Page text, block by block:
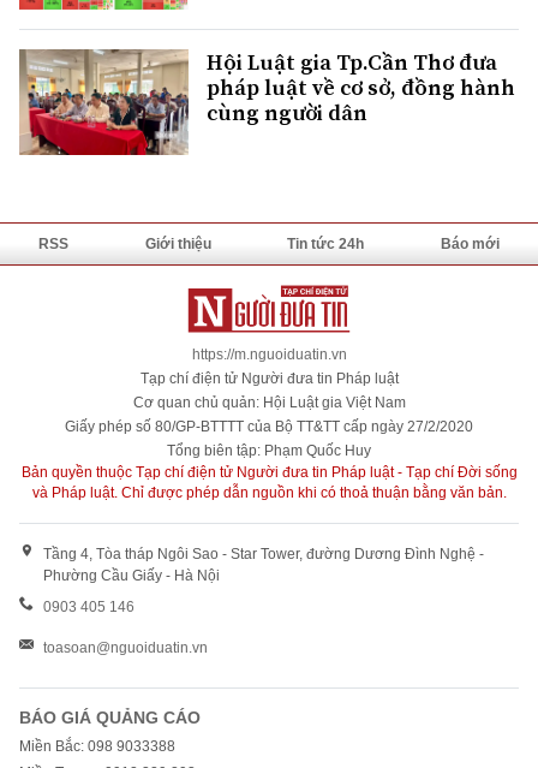
Hội Luật gia Tp.Cần Thơ đưa
pháp luật về cơ sở, đồng hành
cùng người dân
RSS Giới thiệu Tin tức 24h Báo mới
https://m.nguoiduatin.vn
Tạp chí điện tử Người đưa tin Pháp luật
Cơ quan chủ quản: Hội Luật gia Việt Nam
Giấy phép số 80/GP-BTTTT của Bộ TT&TT cấp ngày 27/2/2020
Tổng biên tập: Phạm Quốc Huy
Bản quyền thuộc Tạp chí điện tử Người đưa tin Pháp luật - Tạp chí Đời sống
và Pháp luật. Chỉ được phép dẫn nguồn khi có thoả thuận bằng văn bản.
Tầng 4, Tòa tháp Ngôi Sao - Star Tower, đường Dương Đình Nghệ -
Phường Cầu Giấy - Hà Nội
0903 405 146
toasoan@nguoiduatin.vn
BÁO GIÁ QUẢNG CÁO
Miền Bắc: 098 9033388